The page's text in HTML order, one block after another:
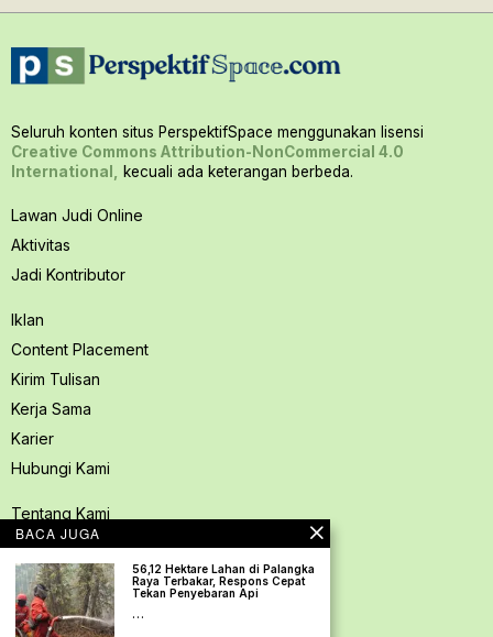
Seluruh konten situs PerspektifSpace menggunakan lisensi
Creative Commons Attribution-NonCommercial 4.0
International,
kecuali ada keterangan berbeda.
Lawan Judi Online
Aktivitas
Jadi Kontributor
Iklan
Content Placement
Kirim Tulisan
Kerja Sama
Karier
Hubungi Kami
Tentang Kami
Redaksi PerspektifSpace
Kode Etik Jurnalistik
Pedoman Media Siber
Kebijakan Privasi
BACA JUGA
56,12 Hektare Lahan di Palangka
Raya Terbakar, Respons Cepat
Tekan Penyebaran Api
…